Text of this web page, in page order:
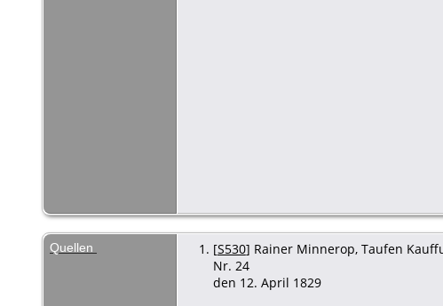
Quellen [S530] Rainer Minnerop, Taufen
Nr. 24
den 12. April 1829